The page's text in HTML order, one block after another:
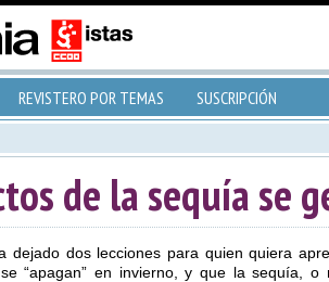
REVISTERO POR TEMAS SUSCRIPCIÓN
de la sequía se
dejado dos lecciones para quien quiera
“apagan” en invierno, y que la sequía, o